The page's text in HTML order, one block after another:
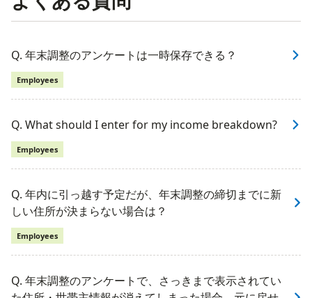
Q. 年末調整のアンケートは一時保存できる？
Employees
Q. What should I enter for my income breakdown?
Employees
Q. 年内に引っ越す予定だが、年末調整の締切までに新
しい住所が決まらない場合は？
Employees
Q. 年末調整のアンケートで、さっきまで表示されてい